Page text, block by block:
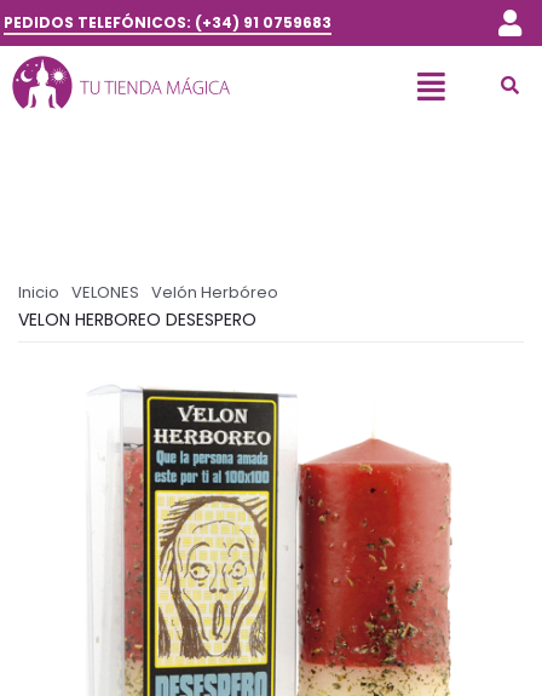
PEDIDOS TELEFÓNICOS: (+34) 91 0759683
Inicio VELONES Velón Herbóreo
VELON HERBOREO DESESPERO